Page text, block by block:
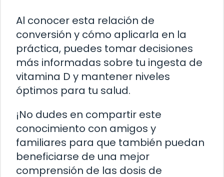
Al conocer esta relación de
conversión y cómo aplicarla en la
práctica, puedes tomar decisiones
más informadas sobre tu ingesta de
vitamina D y mantener niveles
óptimos para tu salud.
¡No dudes en compartir este
conocimiento con amigos y
familiares para que también puedan
beneficiarse de una mejor
comprensión de las dosis de